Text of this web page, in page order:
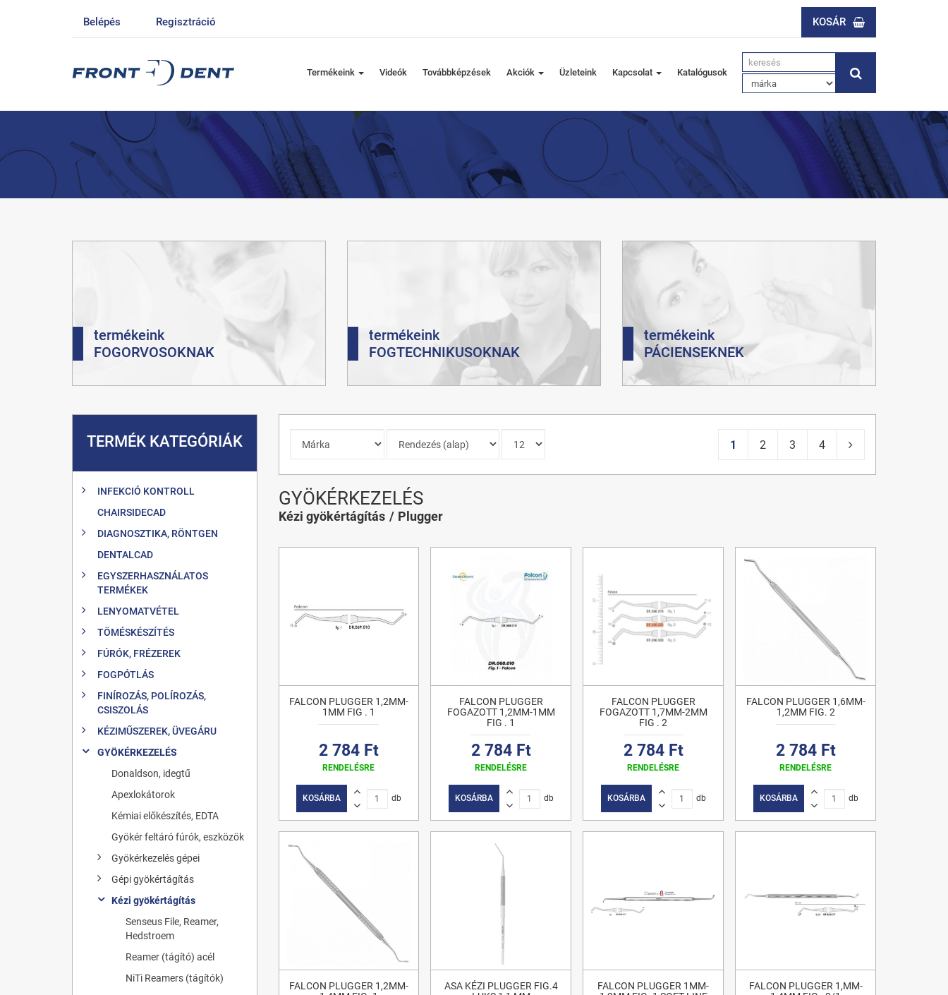
Belépés Regisztráció KOSÁR
Termékeink Videók Továbbképzések Akciók Üzleteink Kapcsolat Katalógusok
termékeink
FOGORVOSOKNAK
termékeink
FOGTECHNIKUSOKNAK
termékeink
PÁCIENSEKNEK
TERMÉK KATEGÓRIÁK
INFEKCIÓ KONTROLL
CHAIRSIDECAD
DIAGNOSZTIKA, RÖNTGEN
DENTALCAD
EGYSZERHASZNÁLATOS
TERMÉKEK
LENYOMATVÉTEL
TÖMÉSKÉSZÍTÉS
FÚRÓK, FRÉZEREK
FOGPÓTLÁS
FINÍROZÁS, POLÍROZÁS,
CSISZOLÁS
KÉZIMŰSZEREK, ÜVEGÁRU
GYÖKÉRKEZELÉS
Donaldson, idegtű
Apexlokátorok
Kémiai előkészítés, EDTA
Gyökér feltáró fúrók, eszközök
Gyökérkezelés gépei
Gépi gyökértágítás
Kézi gyökértágítás
Senseus File, Reamer,
Hedstroem
Reamer (tágító) acél
NiTi Reamers (tágítók)
1 2 3 4
GYÖKÉRKEZELÉS
Kézi gyökértágítás Plugger
FALCON PLUGGER 1,2MM-
1MM FIG . 1
2 784 Ft
RENDELÉSRE
KOSÁRBA db
FALCON PLUGGER
FOGAZOTT 1,2MM-1MM
FIG . 1
2 784 Ft
RENDELÉSRE
KOSÁRBA db
FALCON PLUGGER
FOGAZOTT 1,7MM-2MM
FIG . 2
2 784 Ft
RENDELÉSRE
KOSÁRBA db
FALCON PLUGGER 1,6MM-
1,2MM FIG. 2
2 784 Ft
RENDELÉSRE
KOSÁRBA db
FALCON PLUGGER 1,2MM-
ASA KÉZI PLUGGER FIG.4
FALCON PLUGGER 1MM-
FALCON PLUGGER 1,MM-